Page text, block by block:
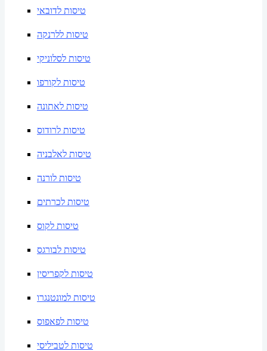
טיסות לדובאי
טיסות ללרנקה
טיסות לסלוניקי
טיסות לקורפו
טיסות לאתונה
טיסות לרודוס
טיסות לאלבניה
טיסות לורנה
טיסות לכרתים
טיסות לקוס
טיסות לבורגס
טיסות לקפריסין
טיסות למונטנגרו
טיסות לפאפוס
טיסות לטביליסי